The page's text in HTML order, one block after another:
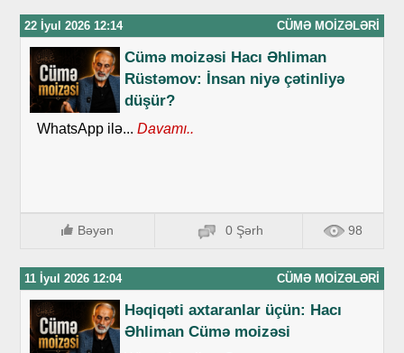
22 İyul 2026 12:14 CÜMƏ MOIZƏLƏRI
Cümə moizəsi Hacı Əhliman
Rüstəmov: İnsan niyə çətinliyə
düşür?
WhatsApp ilə... Davamı..
Bəyən 0 Şərh 98
11 İyul 2026 12:04 CÜMƏ MOIZƏLƏRI
Həqiqəti axtaranlar üçün: Hacı
Əhliman Cümə moizəsi